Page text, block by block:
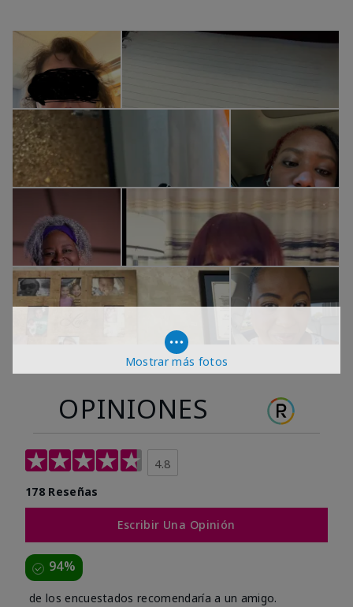
Mostrar más fotos
OPINIONES
4.8
178 Reseñas
Escribir Una Opinión
94%
de los encuestados recomendaría a un amigo.